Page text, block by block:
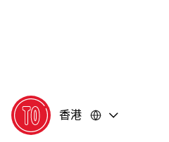
香港